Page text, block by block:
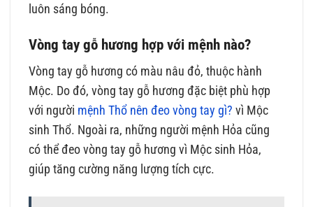
luôn sáng bóng.
Vòng tay gỗ hương hợp với mệnh nào?
Vòng tay gỗ hương có màu nâu đỏ, thuộc hành
Mộc. Do đó, vòng tay gỗ hương đặc biệt phù hợp
với người mệnh Thổ nên đeo vòng tay gì? vì Mộc
sinh Thổ. Ngoài ra, những người mệnh Hỏa cũng
có thể đeo vòng tay gỗ hương vì Mộc sinh Hỏa,
giúp tăng cường năng lượng tích cực.